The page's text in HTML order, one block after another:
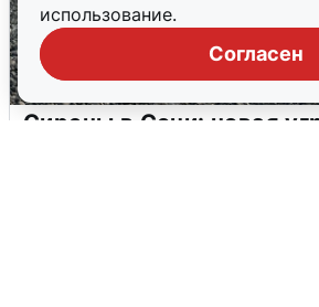
использование.
Согласен
Сирены в Сочи: новая